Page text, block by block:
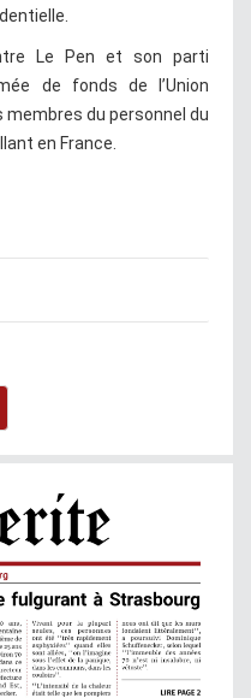
Le Pen et son parti
de fonds de l’Union
membres du personnel du
en France.